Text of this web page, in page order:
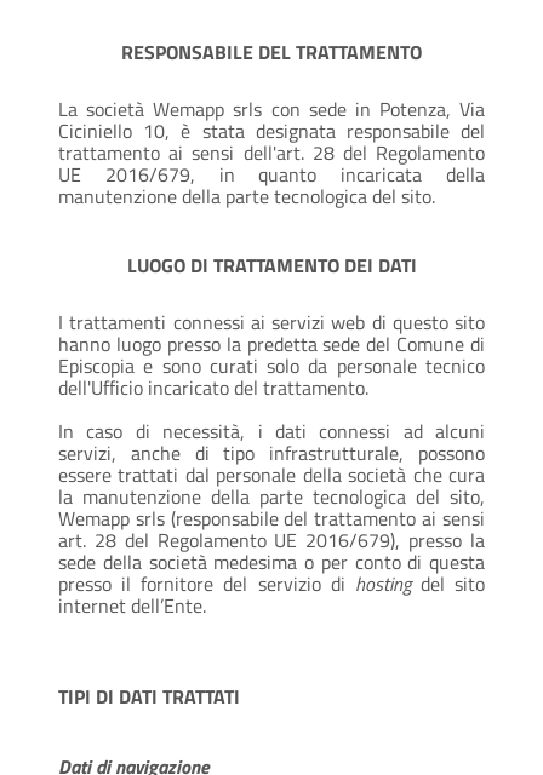
RESPONSABILE DEL TRATTAMENTO
La società Wemapp srls con sede in Potenza, Via
Ciciniello 10, è stata designata responsabile del
trattamento ai sensi dell'art. 28 del Regolamento
UE 2016/679, in quanto incaricata della
manutenzione della parte tecnologica del sito.
LUOGO DI TRATTAMENTO DEI DATI
I trattamenti connessi ai servizi web di questo sito
hanno luogo presso la predetta sede del Comune di
Episcopia e sono curati solo da personale tecnico
dell'Ufficio incaricato del trattamento.
In caso di necessità, i dati connessi ad alcuni
servizi, anche di tipo infrastrutturale, possono
essere trattati dal personale della società che cura
la manutenzione della parte tecnologica del sito,
Wemapp srls (responsabile del trattamento ai sensi
art. 28 del Regolamento UE 2016/679), presso la
sede della società medesima o per conto di questa
presso il fornitore del servizio di hosting del sito
internet dell’Ente.
TIPI DI DATI TRATTATI
Dati di navigazione